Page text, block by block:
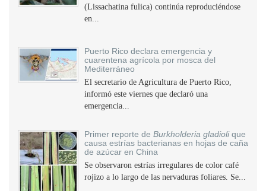
(Lissachatina fulica) continúa reproduciéndose
en...
Puerto Rico declara emergencia y
cuarentena agrícola por mosca del
Mediterráneo
El secretario de Agricultura de Puerto Rico,
informó este viernes que declaró una
emergencia...
Primer reporte de Burkholderia gladiolique
causa estrías bacterianas en hojas de caña
de azúcar en China
Se observaron estrías irregulares de color café
rojizo a lo largo de las nervaduras foliares. Se...